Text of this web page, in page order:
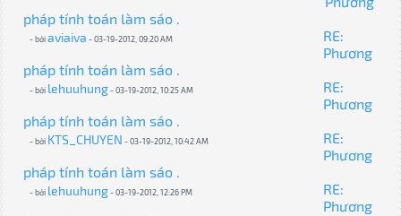
pháp tính toán làm sáo .
- bởiaviaiva - 03-19-2012, 09:20 AM
RE:
Phương
pháp tính toán làm sáo .
- bởi lehuuhung- 03-19-2012, 10:25 AM
RE:
Phương
pháp tính toán làm sáo .
- bởi KTS_CHUYEN - 03-19-2012, 10:42 AM
RE:
Phương
pháp tính toán làm sáo .
- bởi lehuuhung- 03-19-2012, 12:26 PM
RE:
Phương